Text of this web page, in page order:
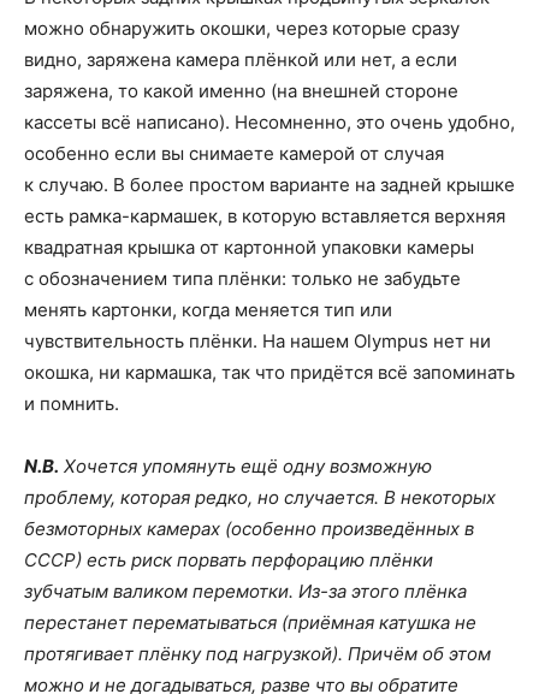
можно обнаружить окошки, через которые сразу
видно, заряжена камера плёнкой или нет, а если
заряжена, то какой именно (на внешней стороне
кассеты всё написано). Несомненно, это очень удобно,
особенно если вы снимаете камерой от случая
к случаю. В более простом варианте на задней крышке
есть рамка-кармашек, в которую вставляется верхняя
квадратная крышка от картонной упаковки камеры
с обозначением типа плёнки: только не забудьте
менять картонки, когда меняется тип или
чувствительность плёнки. На нашем Olympus нет ни
окошка, ни кармашка, так что придётся всё запоминать
и помнить.
N.B. Хочется упомянуть ещё одну возможную
проблему, которая редко, но случается. В некоторых
безмоторных камерах (особенно произведённых в
СССР) есть риск порвать перфорацию плёнки
зубчатым валиком перемотки. Из-за этого плёнка
перестанет перематываться (приёмная катушка не
протягивает плёнку под нагрузкой). Причём об этом
можно и не догадываться, разве что вы обратите